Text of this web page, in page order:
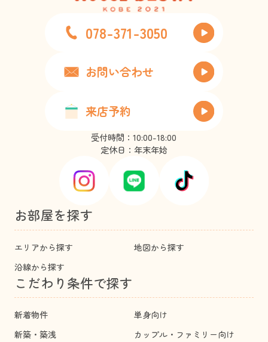
078-371-3050
お問い合わせ
来店予約
受付時間：10:00-18:00
定休日：年末年始
お部屋を探す
エリアから探す
地図から探す
沿線から探す
こだわり条件で探す
新着物件
単身向け
新築・築浅
カップル・ファミリー向け